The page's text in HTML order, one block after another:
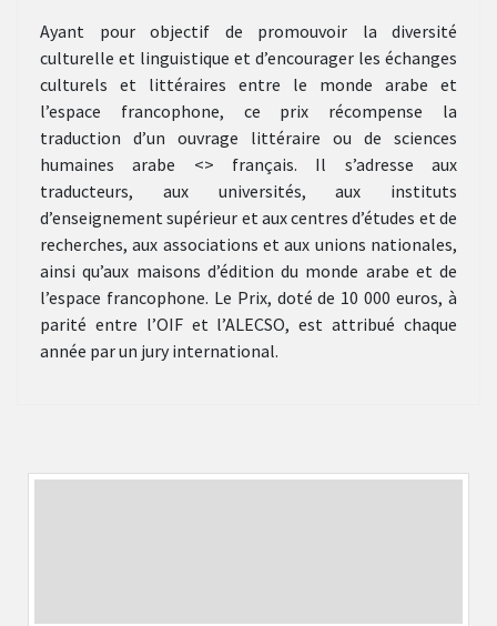
Ayant pour objectif de promouvoir la diversité
culturelle et linguistique et d’encourager les échanges
culturels et littéraires entre le monde arabe et
l’espace francophone, ce prix récompense la
traduction d’un ouvrage littéraire ou de sciences
humaines arabe <> français. Il s’adresse aux
traducteurs, aux universités, aux instituts
d’enseignement supérieur et aux centres d’études et de
recherches, aux associations et aux unions nationales,
ainsi qu’aux maisons d’édition du monde arabe et de
l’espace francophone. Le Prix, doté de 10 000 euros, à
parité entre l’OIF et l’ALECSO, est attribué chaque
année par un jury international.